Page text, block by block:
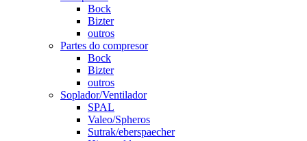
Bock
Bizter
outros
Partes do compresor
Bock
Bizter
outros
Soplador/Ventilador
SPAL
Valeo/Spheros
Sutrak/eberspaecher